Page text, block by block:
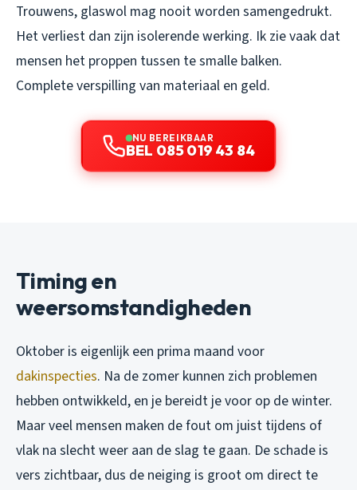
Trouwens, glaswol mag nooit worden samengedrukt.
Het verliest dan zijn isolerende werking. Ik zie vaak dat
mensen het proppen tussen te smalle balken.
Complete verspilling van materiaal en geld.
NU BEREIKBAAR
BEL 085 019 43 84
Timing en
weersomstandigheden
Oktober is eigenlijk een prima maand voor
dakinspecties. Na de zomer kunnen zich problemen
hebben ontwikkeld, en je bereidt je voor op de winter.
Maar veel mensen maken de fout om juist tijdens of
vlak na slecht weer aan de slag te gaan. De schade is
vers zichtbaar, dus de neiging is groot om direct te